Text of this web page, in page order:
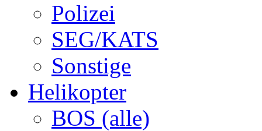
Polizei
SEG/KATS
Sonstige
Helikopter
BOS (alle)